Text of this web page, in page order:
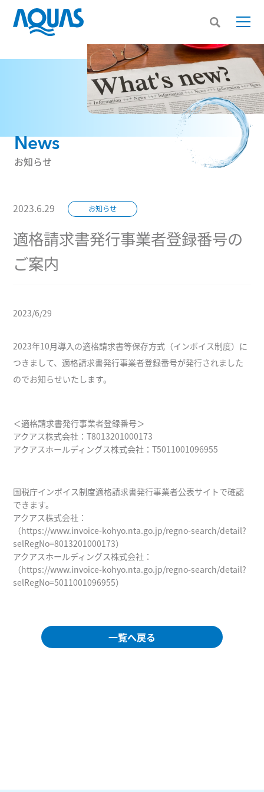
News
お知らせ
2023.6.29 お知らせ
適格請求書発行事業者登録番号の
ご案内
2023/6/29
2023年10月導入の適格請求書等保存方式（インボイス制度）に
つきまして、適格請求書発行事業者登録番号が発行されました
のでお知らせいたします。
＜適格請求書発行事業者登録番号＞
アクアス株式会社：T8013201000173
アクアスホールディングス株式会社：T5011001096955
国税庁インボイス制度適格請求書発行事業者公表サイトで確認
できます。
アクアス株式会社：
（https://www.invoice-kohyo.nta.go.jp/regno-search/detail?
selRegNo=8013201000173）
アクアスホールディングス株式会社：
（https://www.invoice-kohyo.nta.go.jp/regno-search/detail?
selRegNo=5011001096955）
一覧へ戻る